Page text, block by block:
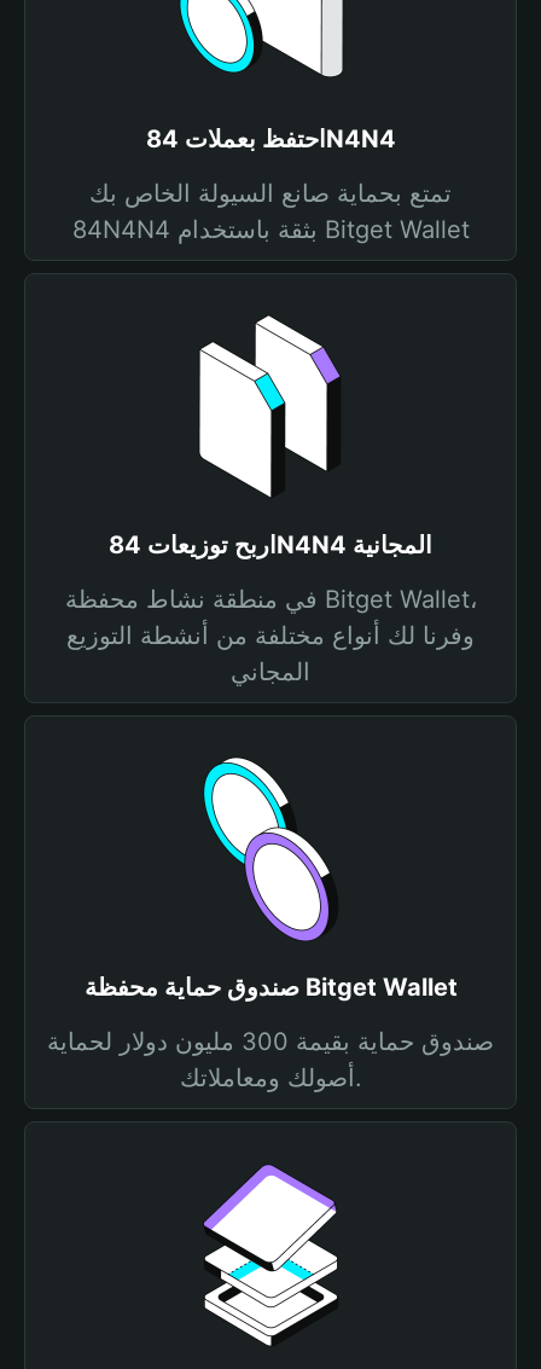
احتفظ بعملات 84N4N4
تمتع بحماية صانع السيولة الخاص بك
84N4N4 بثقة باستخدام Bitget Wallet
اربح توزيعات 84N4N4 المجانية
في منطقة نشاط محفظة Bitget Wallet،
وفرنا لك أنواع مختلفة من أنشطة التوزيع
المجاني
صندوق حماية محفظة Bitget Wallet
صندوق حماية بقيمة 300 مليون دولار لحماية
أصولك ومعاملاتك.